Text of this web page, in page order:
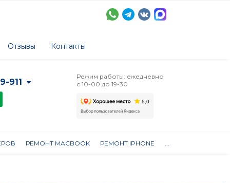
Отзывы Контакты
911
Режим работы: ежедневно
с 10-00 до 19-30
РЕМОНТ MACBOOK РЕМОНТ IPHONE ...